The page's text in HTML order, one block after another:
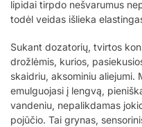
lipidai tirpdo nešvarumus
todėl veidas išlieka
Sukant dozatorių, tvirtos
drožlėmis, kurios,
skaidriu, aksominiu aliejumi.
emulguojasi į lengvą,
vandeniu, nepalikdamas
pojūčio. Tai grynas,